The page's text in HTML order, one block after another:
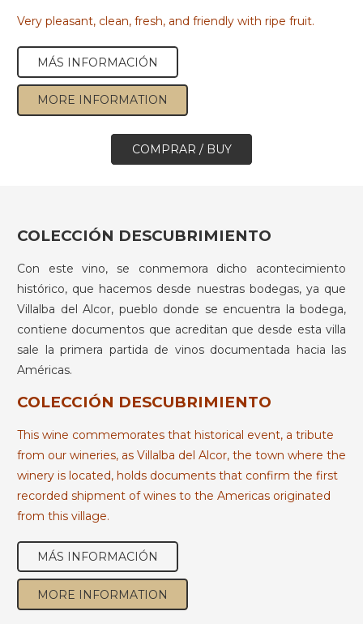
Very pleasant, clean, fresh, and friendly with ripe fruit.
MÁS INFORMACIÓN
MORE INFORMATION
COMPRAR / BUY
COLECCIÓN DESCUBRIMIENTO
Con este vino, se conmemora dicho acontecimiento
histórico, que hacemos desde nuestras bodegas, ya que
Villalba del Alcor, pueblo donde se encuentra la bodega,
contiene documentos que acreditan que desde esta villa
sale la primera partida de vinos documentada hacia las
Américas.
COLECCIÓN DESCUBRIMIENTO
This wine commemorates that historical event, a tribute
from our wineries, as Villalba del Alcor, the town where the
winery is located, holds documents that confirm the first
recorded shipment of wines to the Americas originated
from this village.
MÁS INFORMACIÓN
MORE INFORMATION